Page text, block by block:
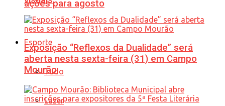
ações para agosto
Esporte
Tudo
Lazer
Exposição “Reflexos da Dualidade” será
aberta nesta sexta-feira (31) em Campo
Mourão